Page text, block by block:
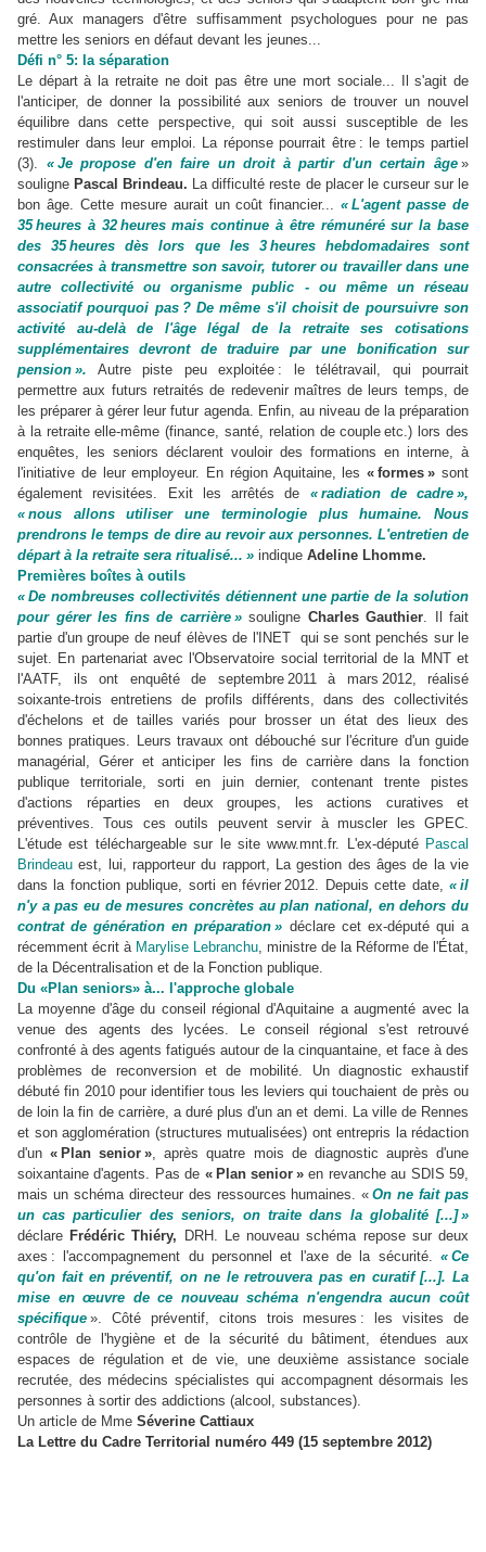
gré. Aux managers d'être suffisamment psychologues pour ne pas
mettre les seniors en défaut devant les jeunes...
Défi n° 5: la séparation
Le départ à la retraite ne doit pas être une mort sociale... Il s'agit de
l'anticiper, de donner la possibilité aux seniors de trouver un nouvel
équilibre dans cette perspective, qui soit aussi susceptible de les
restimuler dans leur emploi. La réponse pourrait être : le temps partiel
(3). « Je propose d'en faire un droit à partir d'un certain âge»
souligne Pascal Brindeau. La difficulté reste de placer le curseur sur le
bon âge. Cette mesure aurait un coût financier...« L'agent passe de
35 heures à 32 heures mais continue à être rémunéré sur la base
des 35 heures dès lors que les 3 heures hebdomadaires sont
consacrées à transmettre son savoir, tutorer ou travailler dans une
autre collectivité ou organisme public - ou même un réseau
associatif pourquoi pas ? De même s'il choisit de poursuivre son
activité au-delà de l'âge légal de la retraite ses cotisations
supplémentaires devront de traduire par une bonification sur
pension ». Autre piste peu exploitée : le télétravail, qui pourrait
permettre aux futurs retraités de redevenir maîtres de leurs temps, de
les préparer à gérer leur futur agenda. Enfin, au niveau de la préparation
à la retraite elle-même (finance, santé, relation de couple etc.) lors des
enquêtes, les seniors déclarent vouloir des formations en interne, à
l'initiative de leur employeur. En région Aquitaine, les« formes » sont
également revisitées. Exit les arrêtés de « radiation de cadre »,
« nous allons utiliser une terminologie plus humaine. Nous
prendrons le temps de dire au revoir aux personnes. L'entretien de
départ à la retraite sera ritualisé... » indique Adeline Lhomme.
Premières boîtes à outils
« De nombreuses collectivités détiennent une partie de la solution
pour gérer les fins de carrière »souligne Charles Gauthier. Il fait
partie d'un groupe de neuf élèves de l'INET qui se sont penchés sur le
sujet. En partenariat avec l'Observatoire social territorial de la MNT et
l'AATF, ils ont enquêté de septembre 2011 à mars 2012, réalisé
soixante-trois entretiens de profils différents, dans des collectivités
d'échelons et de tailles variés pour brosser un état des lieux des
bonnes pratiques. Leurs travaux ont débouché sur l'écriture d'un guide
managérial, Gérer et anticiper les fins de carrière dans la fonction
publique territoriale, sorti en juin dernier, contenant trente pistes
d'actions réparties en deux groupes, les actions curatives et
préventives. Tous ces outils peuvent servir à muscler les GPEC.
L'étude est téléchargeable sur le site www.mnt.fr. L'ex-député Pascal
Brindeau est, lui, rapporteur du rapport, La gestion des âges de la vie
dans la fonction publique, sorti en février 2012. Depuis cette date, « il
n'y a pas eu de mesures concrètes au plan national, en dehors du
contrat de génération en préparation » déclare cet ex-député qui a
récemment écrit à Marylise Lebranchu, ministre de la Réforme de l'État,
de la Décentralisation et de la Fonction publique.
Du «Plan seniors» à... l'approche globale
La moyenne d'âge du conseil régional d'Aquitaine a augmenté avec la
venue des agents des lycées. Le conseil régional s'est retrouvé
confronté à des agents fatigués autour de la cinquantaine, et face à des
problèmes de reconversion et de mobilité. Un diagnostic exhaustif
débuté fin 2010 pour identifier tous les leviers qui touchaient de près ou
de loin la fin de carrière, a duré plus d'un an et demi. La ville de Rennes
et son agglomération (structures mutualisées) ont entrepris la rédaction
d'un« Plan senior », après quatre mois de diagnostic auprès d'une
soixantaine d'agents. Pas de « Plan senior » en revanche au SDIS 59,
mais un schéma directeur des ressources humaines. « On ne fait pas
un cas particulier des seniors, on traite dans la globalité [...] »
déclare Frédéric Thiéry, DRH. Le nouveau schéma repose sur deux
axes : l'accompagnement du personnel et l'axe de la sécurité. « Ce
qu'on fait en préventif, on ne le retrouvera pas en curatif [...]. La
mise en œuvre de ce nouveau schéma n'engendra aucun coût
spécifique ». Côté préventif, citons trois mesures : les visites de
contrôle de l'hygiène et de la sécurité du bâtiment, étendues aux
espaces de régulation et de vie, une deuxième assistance sociale
recrutée, des médecins spécialistes qui accompagnent désormais les
personnes à sortir des addictions (alcool, substances).
Un article de Mme Séverine Cattiaux
La Lettre du Cadre Territorial numéro 449 (15 septembre 2012)